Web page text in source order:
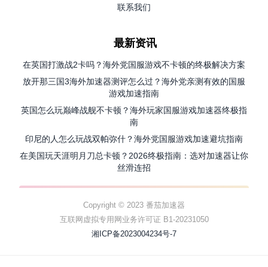
联系我们
最新资讯
在英国打激战2卡吗？海外党国服游戏不卡顿的终极解决方案
放开那三国3海外加速器测评怎么过？海外党亲测有效的国服
游戏加速指南
英国怎么玩巅峰战舰不卡顿？海外玩家国服游戏加速器终极指
南
印尼的人怎么玩战双帕弥什？海外党国服游戏加速避坑指南
在美国玩天涯明月刀总卡顿？2026终极指南：选对加速器让你
丝滑连招
Copyright © 2023 番茄加速器
互联网虚拟专用网业务许可证 B1-20231050
湘ICP备2023004234号-7